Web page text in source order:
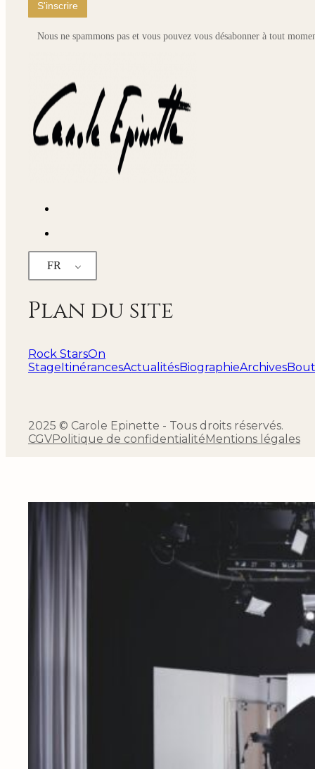
Nous ne spammons pas et vous pouvez vous désabonner à tout
FR
Plan du site
Rock StarsOn
StageItinérancesActualitésBiographieArchives
2025 © Carole Epinette - Tous droits réservés.
CGVPolitique de confidentialitéMentions légales